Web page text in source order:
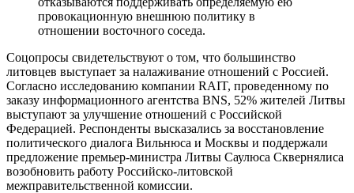
провокационную внешнюю политику в
отношении восточного соседа.
Соцопросы свидетельствуют о том, что большинство
литовцев выступает за налаживание отношений с Россией.
Согласно исследованию компании RAIT, проведенному по
заказу информационного агентства BNS, 52% жителей Литвы
выступают за улучшение отношений с Российской
Федерацией. Респонденты высказались за восстановление
политического диалога Вильнюса и Москвы и поддержали
предложение премьер-министра Литвы Саулюса Сквернялиса
возобновить работу Российско-литовской
межправительственной комиссии.